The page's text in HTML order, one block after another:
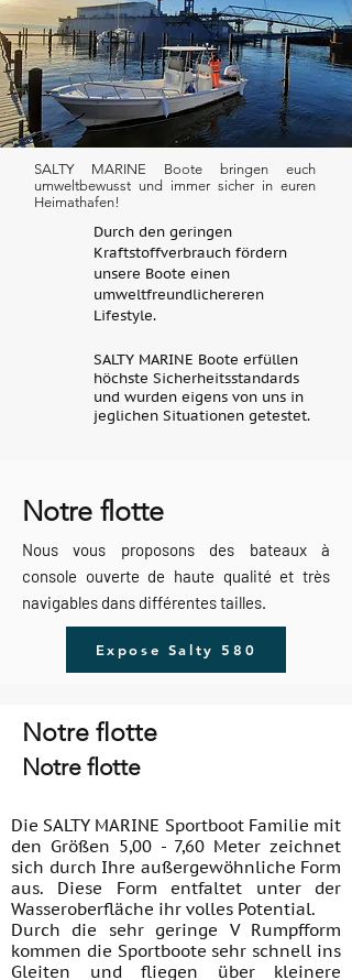
SALTY MARINE Boote bringen euch
umweltbewusst und immer sicher in euren
Heimathafen!
Durch den geringen
Kraftstoffverbrauch fördern
unsere Boote einen
umweltfreundlichereren
Lifestyle.
SALTY MARINE Boote erfüllen
höchste Sicherheitsstandards
und wurden eigens von uns in
jeglichen Situationen getestet.
Notre flotte
Nous vous proposons des bateaux à
console ouverte de haute qualité et très
navigables dans différentes tailles.
Expose Salty 580
Notre flotte
Notre flotte
Die SALTY MARINE Sportboot Familie mit
den Größen 5,00 - 7,60 Meter zeichnet
sich durch Ihre außergewöhnliche Form
aus. Diese Form entfaltet unter der
Wasseroberfläche ihr volles Potential.
Durch die sehr geringe V Rumpfform
kommen die Sportboote sehr schnell ins
Gleiten und fliegen über kleinere